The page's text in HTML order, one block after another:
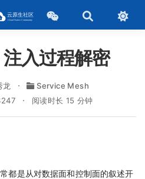
入过程解密
龙
Service Mesh
阅读时长 15 分钟
都是从对数据面和控制面的叙述开